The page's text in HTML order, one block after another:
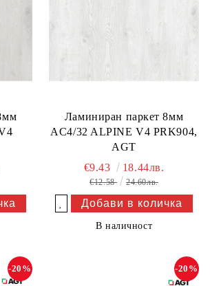
Ламиниран паркет 8мм
AC4/32 ALPINE V4 PRK904,
AGT
€9.43 18.44лв.
€12.58 24.60лв.
В наличност
-20% -20%